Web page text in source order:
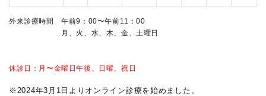
外来診療時間 午前9：00〜午前11：00
月、火、水、木、金、土曜日
休診日： 月〜金曜日午後、 日曜、祝日
※2024年3月1日よりオンライン診療を始めました。